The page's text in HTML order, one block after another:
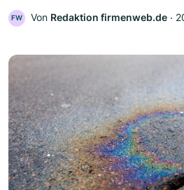
FW Von Redaktion firmenweb.de ‧